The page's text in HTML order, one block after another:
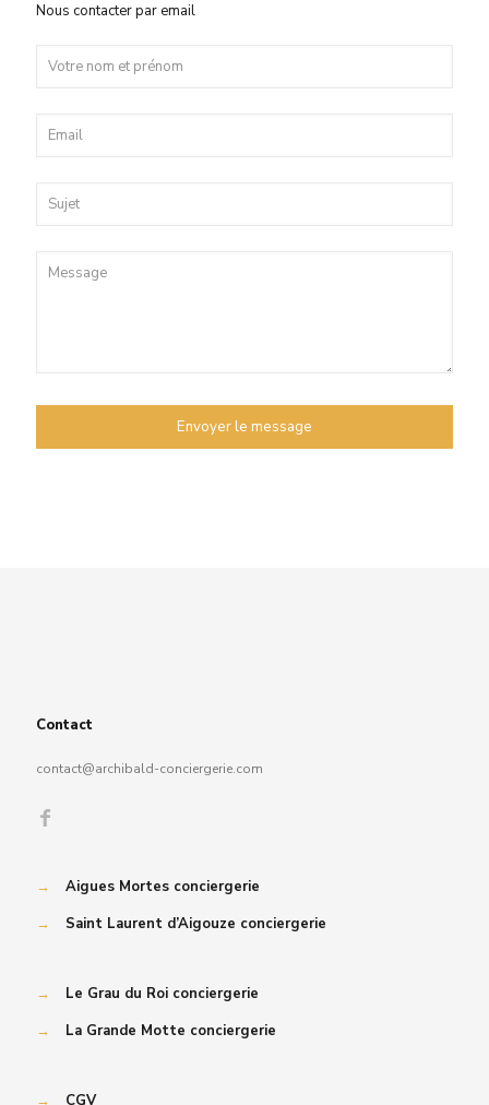
Nous contacter par email
Contact
contact@archibald-conciergerie.com
→
Aigues Mortes conciergerie
→
Saint Laurent d’Aigouze conciergerie
→
Le Grau du Roi conciergerie
→
La Grande Motte conciergerie
→ CGV